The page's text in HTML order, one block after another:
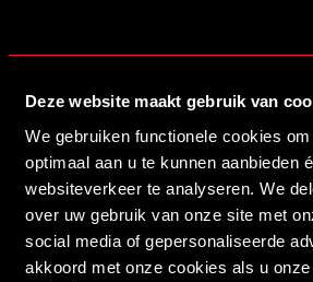
Deze website maakt gebruik van
We gebruiken functionele cookies
optimaal aan u te kunnen aanbieden
websiteverkeer te analyseren. We
over uw gebruik van onze site met
social media of gepersonaliseerde
akkoord met onze cookies als u